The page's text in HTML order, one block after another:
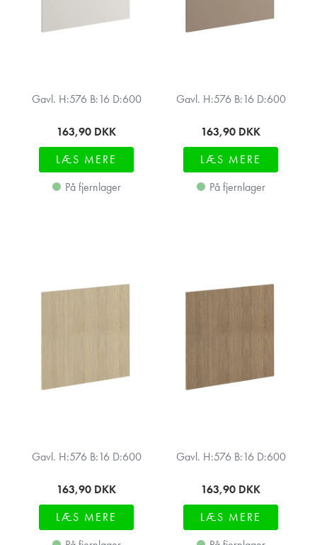
Gavl. H:576 B:16 D:600
163,90 DKK
LÆS MERE
På fjernlager
Gavl. H:576 B:16 D:600
163,90 DKK
LÆS MERE
På fjernlager
Gavl. H:576 B:16 D:600
163,90 DKK
LÆS MERE
Gavl. H:576 B:16 D:600
163,90 DKK
LÆS MERE